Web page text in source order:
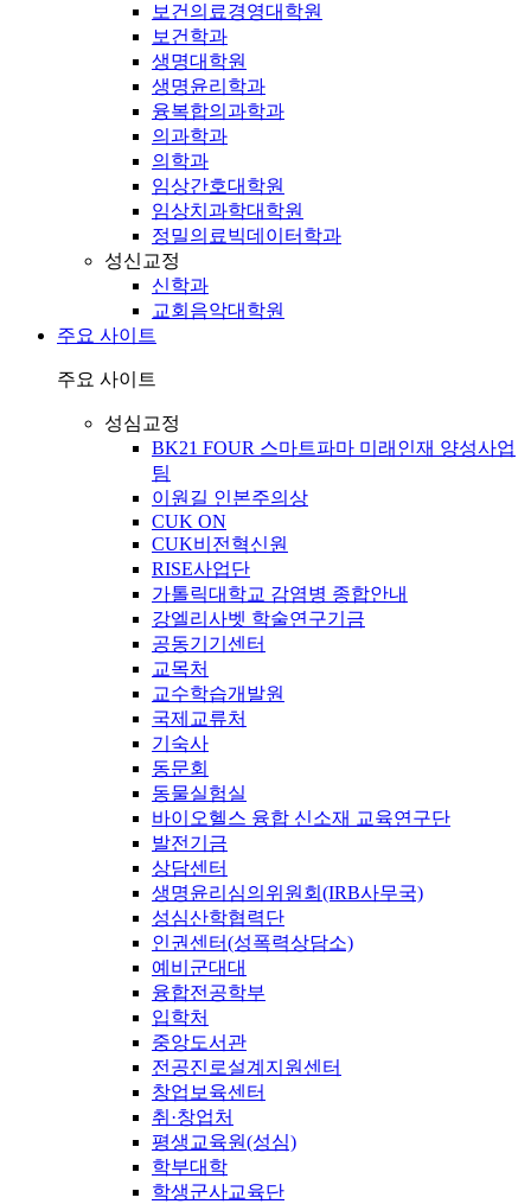
보건의료경영대학원
보건학과
생명대학원
생명윤리학과
융복합의과학과
의과학과
의학과
임상간호대학원
임상치과학대학원
정밀의료빅데이터학과
성신교정
신학과
교회음악대학원
주요 사이트
주요 사이트
성심교정
BK21 FOUR 스마트파마 미래인재 양성사업
팀
이원길 인본주의상
CUK ON
CUK비전혁신원
RISE사업단
가톨릭대학교 감염병 종합안내
강엘리사벳 학술연구기금
공동기기센터
교목처
교수학습개발원
국제교류처
기숙사
동문회
동물실험실
바이오헬스 융합 신소재 교육연구단
발전기금
상담센터
생명윤리심의위원회(IRB사무국)
성심산학협력단
인권센터(성폭력상담소)
예비군대대
융합전공학부
입학처
중앙도서관
전공진로설계지원센터
창업보육센터
취·창업처
평생교육원(성심)
학부대학
학생군사교육단